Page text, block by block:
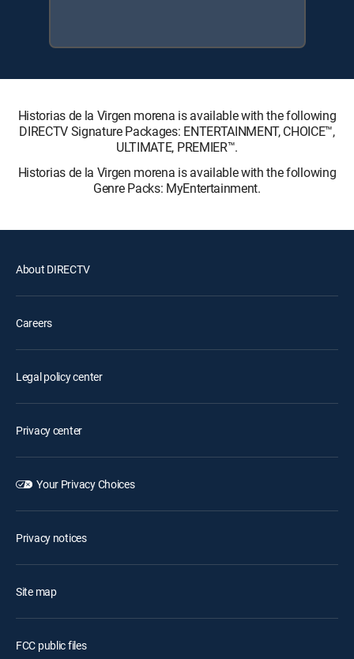
Historias de la Virgen morena is available with the following
DIRECTV Signature Packages: ENTERTAINMENT, CHOICE™,
ULTIMATE, PREMIER™.
Historias de la Virgen morena is available with the following
Genre Packs: MyEntertainment.
About DIRECTV
Careers
Legal policy center
Privacy center
Your Privacy Choices
Privacy notices
Site map
FCC public files